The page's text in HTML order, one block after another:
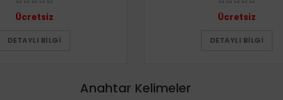
Ücretsiz
DETAYLI BILGI
Ücretsiz
DETAYLI BILGI
Anahtar Kelimeler